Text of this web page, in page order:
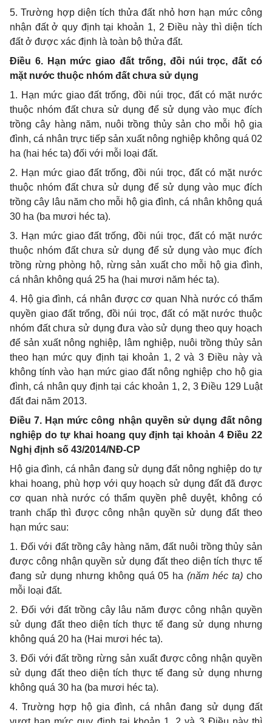
5. Trường hợp diện tích thửa đất nhỏ hơn hạn mức công
nhận đất ở quy định tại khoản 1, 2 Điều này thìdiện tích
đất ở được xác định là toàn bộ thửa đất.
Điều 6. Hạn mức giao đất trống, đồi núi trọc, đất có
mặt nước thuộc nhóm đất chưa sử dụng
1. Hạn mức giao đất trống, đồi núi trọc, đất có mặt nước
thuộc nhóm đất chưa sử dụng để sử dụng vào mục đích
trồng cây hàng năm, nuôi trồng thủy sản cho mỗi hộ gia
đình, cá nhân trực tiếp sản xuất nông nghiệp không quá 02
ha (hai héc ta) đối với mỗi loại đất.
2. Hạn mức giao đấttrống, đồi núi trọc, đất có mặt nước
thuộc nhóm đất chưa sử dụng để sử dụng vào mục đích
trồng cây lâu năm cho mỗi hộ gia đình, cá nhân không quá
30 ha (ba mươi héc ta).
3. Hạn mức giao đất trống, đồi núi trọc, đất có mặt nước
thuộc nhóm đất chưa sử dụng để sử dụng vào mục đích
trồng rừng phòng hộ, rừng sản xuất cho mỗi hộ gia đình,
cá nhân không quá 25 ha (hai mươi năm héc ta).
4. Hộ gia đình, cá nhân được cơ quan Nhà nước có thẩm
quyền giao đất trống, đồi núi trọc, đất có mặt nước thuộc
nhóm đất chưa sửdụng đưa vào sử dụng theo quy hoạch
đểsản xuất nông nghiệp, lâm nghiệp, nuôi trồng thủy sản
theo hạn mức quy định tại khoản 1, 2 và 3 Điều này và
không tính vào hạn mức giao đất nông nghiệp cho hộ gia
đình, cá nhân quy định tại các khoản 1, 2, 3 Điều 129 Luật
đất đai năm 2013.
Điều 7. Hạn mức công nhận quyền sử dụng đất nông
nghiệp do tự khai hoang quy định tại khoản 4 Điều 22
Nghị định số 43/2014/NĐ-CP
Hộ gia đình, cá nhân đang sử dụng đất nông nghiệp do tự
khai hoang, phù hợp với quy hoạch sử dụng đấtđãđược
cơ quan nhà nước có thẩm quyền phê duyệt, không có
tranh chấp thì được công nhận quyền sử dụng đất theo
hạn mức sau:
1. Đối với đất trồng cây hàng năm, đất nuôi trồng thủysản
được công nhận quyền sử dụng đất theo diện tích thực tế
đang sử dụng nhưng không quá 05 ha(năm héc ta) cho
mỗi loại đất.
2. Đối với đất trồng cây lâu năm được công nhận quyền
sử dụng đất theo diện tích thực tếđang sử dụng nhưng
không quá 20 ha (Hai mươi héc ta).
3. Đối với đất trồng rừng sản xuất được công nhận quyền
sử dụng đất theo diện tích thực tế đang sử dụng nhưng
không quá 30 ha (ba mươi héc ta).
4. Trường hợp hộ gia đình, cá nhân đang sử dụng đất